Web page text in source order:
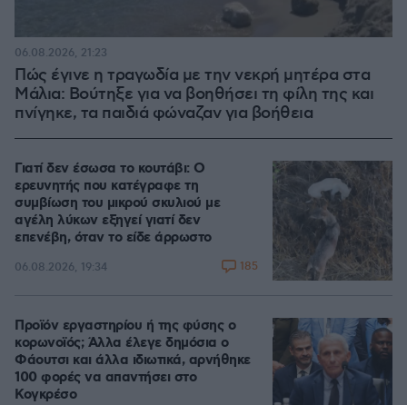
Πώς έγινε η τραγωδία με την νεκρή μητέρα στα
Μάλια: Βούτηξε για να βοηθήσει τη φίλη της και
πνίγηκε, τα παιδιά φώναζαν για βοήθεια
06.08.2026, 21:23
Γιατί δεν έσωσα το κουτάβι: Ο
ερευνητής που κατέγραφε τη
συμβίωση του μικρού σκυλιού με
αγέλη λύκων εξηγεί γιατί δεν
επενέβη, όταν το είδε άρρωστο
06.08.2026, 19:34 185
Προϊόν εργαστηρίου ή της φύσης ο
κορωνοϊός; Άλλα έλεγε δημόσια ο
Φάουτσι και άλλα ιδιωτικά, αρνήθηκε
100 φορές να απαντήσει στο
Κογκρέσο